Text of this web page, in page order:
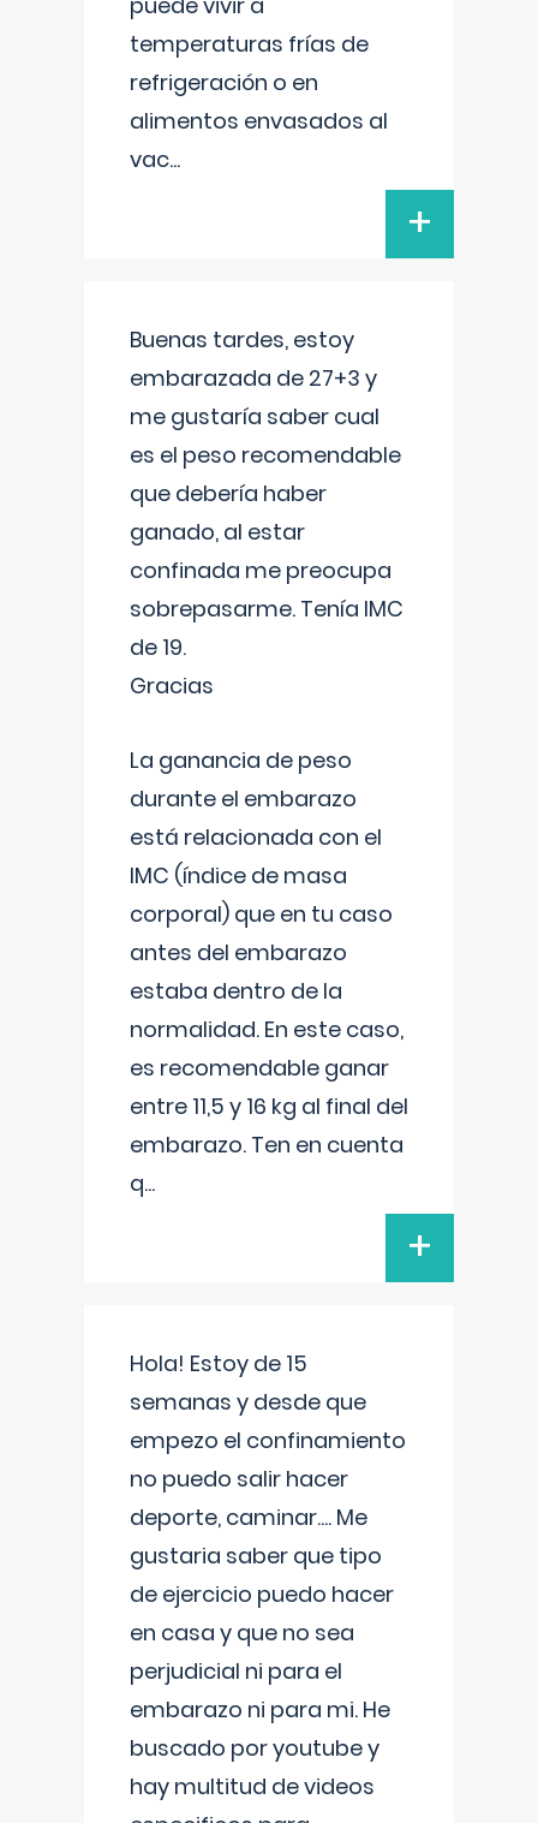
temperaturas frías de
refrigeración o en
alimentos envasados al
vac...
+
Buenas tardes, estoy
embarazada de 27+3 y
me gustaría saber cual
es el peso recomendable
que debería haber
ganado, al estar
confinada me preocupa
sobrepasarme. Tenía IMC
de 19.
Gracias
La ganancia de peso
durante el embarazo
está relacionada con el
IMC (índice de masa
corporal) que en tu caso
antes del embarazo
estaba dentro de la
normalidad. En este caso,
es recomendable ganar
entre 11,5 y 16 kg al final del
embarazo. Ten en cuenta
q...
+
Hola! Estoy de 15
semanas y desde que
empezo el confinamiento
no puedo salir hacer
deporte, caminar.... Me
gustaria saber que tipo
de ejercicio puedo hacer
en casa y que no sea
perjudicial ni para el
embarazo ni para mi. He
buscado por youtube y
hay multitud de videos